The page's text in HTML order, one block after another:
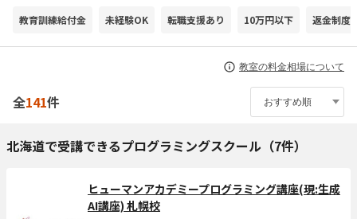
教育訓練給付金 未経験OK 転職支援あり 10万円以下 返金制度
教室の料金相場について
全141件
北海道で受講できるプログラミングスクール（7件）
ヒューマンアカデミープログラミング講座(現:生成
AI講座) 札幌校